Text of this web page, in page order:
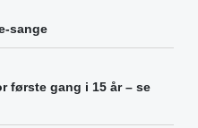
sange
første gang i 15 år – se